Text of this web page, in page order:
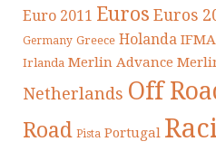
Euro 2011 Euros Euros
Germany Greece Holanda
Irlanda Merlin Advance
Netherlands Off
Road Pista Portugal